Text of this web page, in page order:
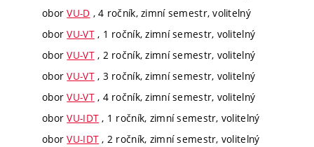
oborVU-D , 4 ročník, zimní semestr, volitelný
oborVU-VT, 1 ročník, zimní semestr, volitelný
oborVU-VT, 2 ročník, zimní semestr, volitelný
oborVU-VT, 3 ročník, zimní semestr, volitelný
oborVU-VT, 4 ročník, zimní semestr, volitelný
oborVU-IDT , 1 ročník, zimní semestr, volitelný
oborVU-IDT , 2 ročník, zimní semestr, volitelný